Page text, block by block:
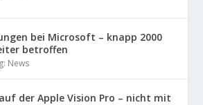
bei Microsoft – knapp 2000
betroffen
News
der Apple Vision Pro – nicht mit